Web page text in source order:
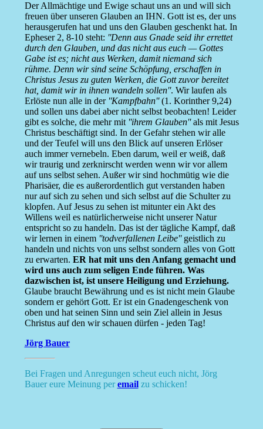
Der Allmächtige und Ewige schaut uns an und will sich
freuen über unseren Glauben an IHN. Gott ist es, der uns
herausgerufen hat und uns den Glauben geschenkt hat. In
Epheser 2, 8-10 steht: ''Denn aus Gnade seid ihr errettet
durch den Glauben, und das nicht aus euch — Gottes
Gabe ist es; nicht aus Werken, damit niemand sich
rühme. Denn wir sind seine Schöpfung, erschaffen in
Christus Jesus zu guten Werken, die Gott zuvor bereitet
hat, damit wir in ihnen wandeln sollen''. Wir laufen als
Erlöste nun alle in der ''Kampfbahn''(1. Korinther 9,24)
und sollen uns dabei aber nicht selbst beobachten! Leider
gibt es solche, die mehr mit ''ihrem Glauben''als mit Jesus
Christus beschäftigt sind. In der Gefahr stehen wir alle
und der Teufel will uns den Blick auf unseren Erlöser
auch immer vernebeln. Eben darum, weil er weiß, daß
wir traurig und zerknirscht werden wenn wir vor allem
auf uns selbst sehen. Außer wir sind hochmütig wie die
Pharisäer, die es außerordentlich gut verstanden haben
nur auf sich zu sehen und sich selbst auf die Schulter zu
klopfen. Auf Jesus zu sehen ist mitunter ein Akt des
Willens weil es natürlicherweise nicht unserer Natur
entspricht so zu handeln. Das ist der tägliche Kampf, daß
wir lernen in einem ''todverfallenen Leibe''geistlich zu
handeln und nichts von uns selbst sondern alles von Gott
zu erwarten. ER hat mit uns den Anfang gemacht und
wird uns auch zum seligen Ende führen. Was
dazwischen ist, ist unsere Heiligung und Erziehung.
Glaube braucht Bewährung und es ist nicht mein Glaube
sondern er gehört Gott. Er ist ein Gnadengeschenk von
oben und hat seinen Sinn und sein Ziel allein in Jesus
Christus auf den wir schauen dürfen - jeden Tag!
Jörg Bauer
Bei Fragen und Anregungen scheut euch nicht, Jörg
Bauer eure Meinung peremailzu schicken!